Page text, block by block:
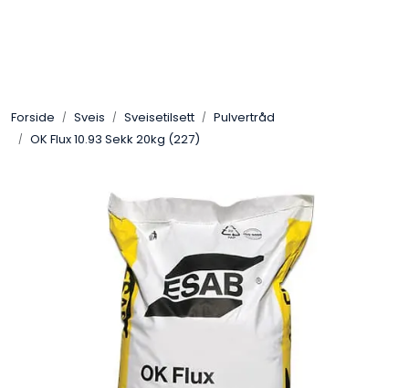
Forside Sveis Sveisetilsett
Pulvertråd
OK Flux 10.93 Sekk 20kg (227)
Pakning
Industriprodukter